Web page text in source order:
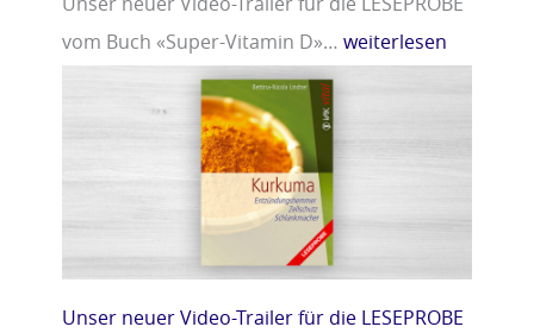
vom Buch «Super-Vitamin D»… weiterlesen
Unser neuer Video-Trailer für die LESEPROBE